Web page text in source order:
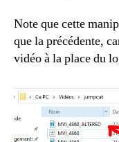
Note que cette
que la précédente,
vidéo à la place du